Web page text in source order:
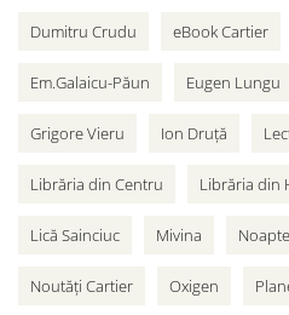
Dumitru Crudu eBook Cartier
Em.Galaicu-Păun Eugen Lungu
Grigore Vieru Ion Druță
Librăria din Centru Librăria din
Lică Sainciuc Mivina
Noutăți Cartier Oxigen